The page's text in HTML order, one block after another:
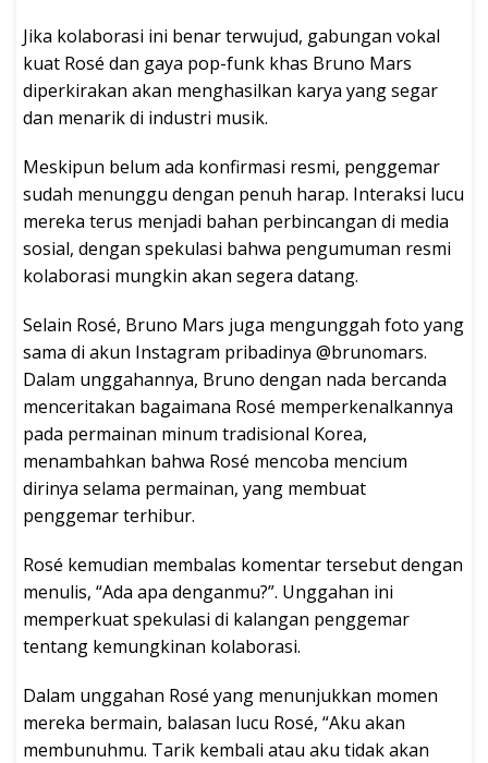
Jika kolaborasi ini benar terwujud, gabungan vokal
kuat Rosé dan gaya pop-funk khas Bruno Mars
diperkirakan akan menghasilkan karya yang segar
dan menarik di industri musik.
Meskipun belum ada konfirmasi resmi, penggemar
sudah menunggu dengan penuh harap. Interaksi lucu
mereka terus menjadi bahan perbincangan di media
sosial, dengan spekulasi bahwa pengumuman resmi
kolaborasi mungkin akan segera datang.
Selain Rosé, Bruno Mars juga mengunggah foto yang
sama di akun Instagram pribadinya @brunomars.
Dalam unggahannya, Bruno dengan nada bercanda
menceritakan bagaimana Rosé memperkenalkannya
pada permainan minum tradisional Korea,
menambahkan bahwa Rosé mencoba mencium
dirinya selama permainan, yang membuat
penggemar terhibur.
Rosé kemudian membalas komentar tersebut dengan
menulis, “Ada apa denganmu?”. Unggahan ini
memperkuat spekulasi di kalangan penggemar
tentang kemungkinan kolaborasi.
Dalam unggahan Rosé yang menunjukkan momen
mereka bermain, balasan lucu Rosé, “Aku akan
membunuhmu. Tarik kembali atau aku tidak akan